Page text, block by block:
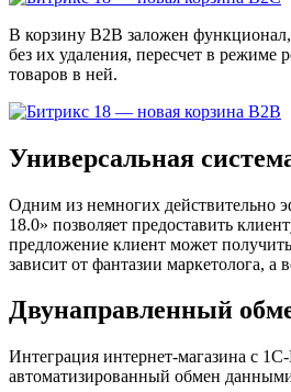
В корзину В2B заложен
без их удаления, пересчет в режиме
товаров в ней.
Универсальная
Одним из немногих действительно
18.0» позволяет предоставить
предложение клиент может
зависит от фантазии маркетолога,
Двунаправленный
Интеграция интернет-магазина с
автоматизированный обмен